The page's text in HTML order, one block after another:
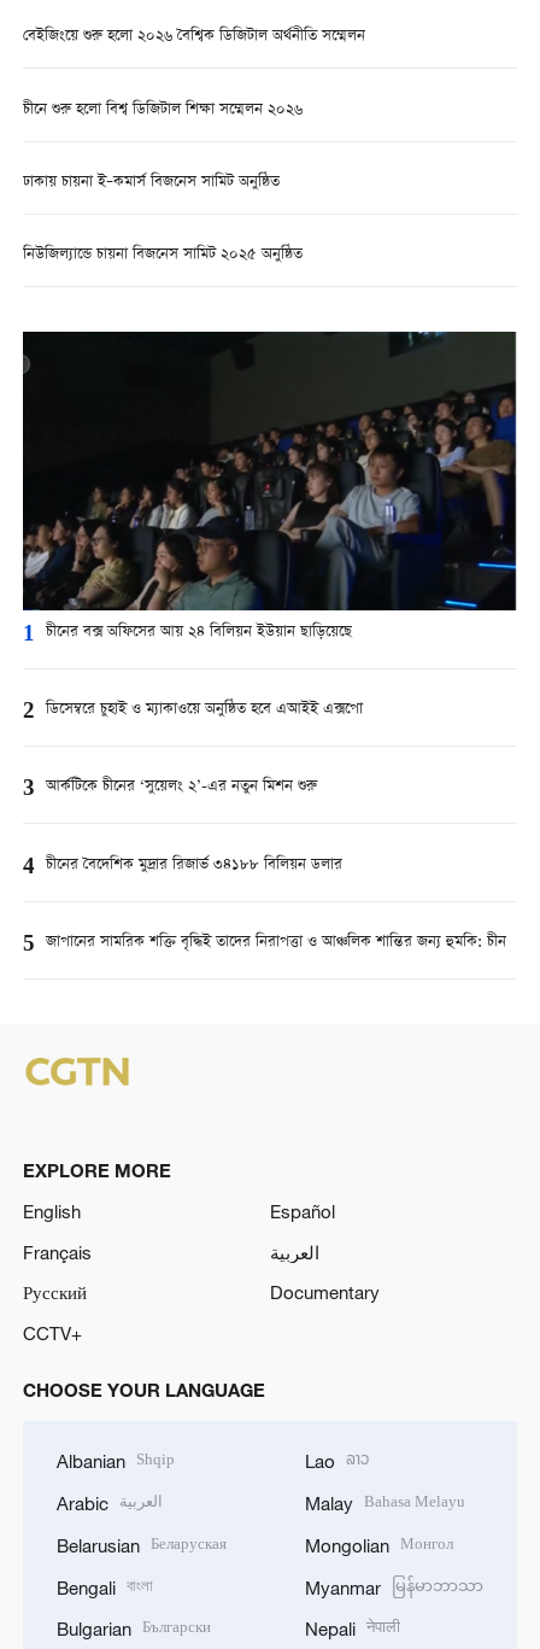
বেইজিংয়ে শুরু হলো ২০২৬ বৈশ্বিক ডিজিটাল অর্থনীতি সম্মেলন
চীনে শুরু হলো বিশ্ব ডিজিটাল শিক্ষা সম্মেলন ২০২৬
ঢাকায় চায়না ই–কমার্স বিজনেস সামিট অনুষ্ঠিত
নিউজিল্যান্ডে চায়না বিজনেস সামিট ২০২৫ অনুষ্ঠিত
1 চীনের বক্স অফিসের আয় ২৪ বিলিয়ন ইউয়ান ছাড়িয়েছে
2 ডিসেম্বরে চুহাই ও ম্যাকাওয়ে অনুষ্ঠিত হবে এআইই এক্সপো
3 আর্কটিকে চীনের ‘সুয়েলং ২’-এর নতুন মিশন শুরু
4 চীনের বৈদেশিক মুদ্রার রিজার্ভ ৩৪১৮৮ বিলিয়ন ডলার
5 জাপানের সামরিক শক্তি বৃদ্ধিই তাদের নিরাপত্তা ও আঞ্চলিক শান্তির জন্য হুমকি: চীন
EXPLORE MORE
English
Español
Français
العربية
Русский
Documentary
CCTV+
CHOOSE YOUR LANGUAGE
Albanian Shqip
Arabic العربية
Belarusian Беларуская
Bengali বাংলা
Bulgarian Български
Lao ລາວ
Malay Bahasa Melayu
Mongolian Монгол
Myanmar မြန်မာဘာသာ
Nepali नेपाली